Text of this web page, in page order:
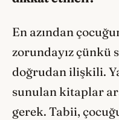
En azından
zorundayız çünkü
doğrudan ilişkili.
sunulan kitaplar
gerek. Tabii,